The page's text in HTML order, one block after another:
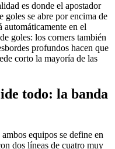
es donde el apostador
goles se abre por encima de
automáticamente en el
goles: los corners también
profundos hacen que
corto la mayoría de las
todo: la banda
equipos se define en
dos líneas de cuatro muy